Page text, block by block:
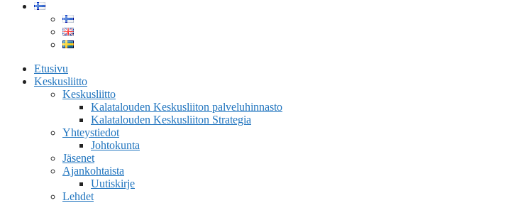
Etusivu
Keskusliitto
Keskusliitto
Kalatalouden Keskusliiton palveluhinnasto
Kalatalouden Keskusliiton Strategia
Yhteystiedot
Johtokunta
Jäsenet
Ajankohtaista
Uutiskirje
Lehdet